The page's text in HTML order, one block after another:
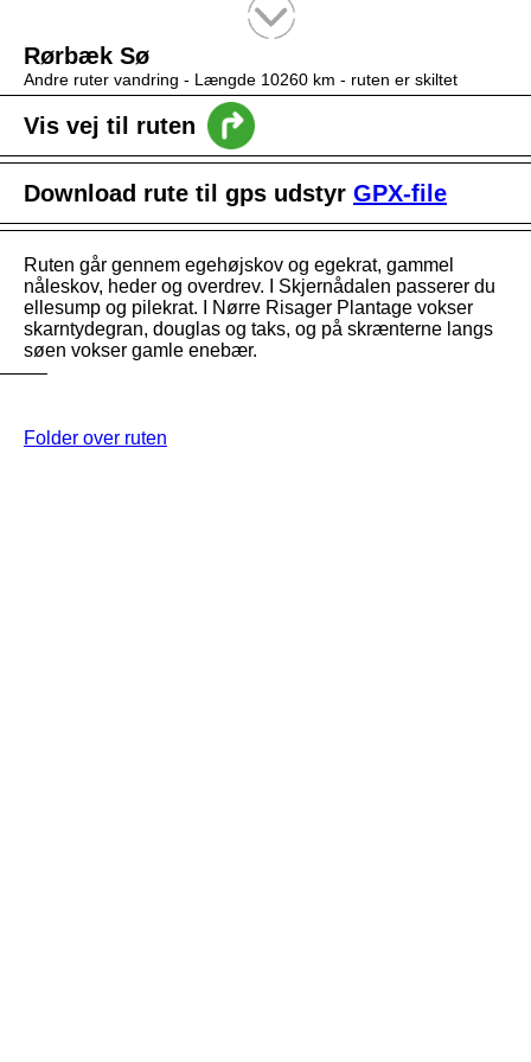
Rørbæk Sø
Andre ruter vandring - Længde 10260 km - ruten er skiltet
Vis vej til ruten
Download rute til gps udstyr GPX-file
Ruten går gennem egehøjskov og egekrat, gammel
nåleskov, heder og overdrev. I Skjernådalen passerer du
ellesump og pilekrat. I Nørre Risager Plantage vokser
skarntydegran, douglas og taks, og på skrænterne langs
søen vokser gamle enebær.
Folder over ruten